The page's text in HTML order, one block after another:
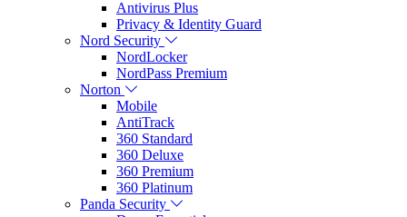
Antivirus Plus
Privacy & Identity Guard
Nord Security
NordLocker
NordPass Premium
Norton
Mobile
AntiTrack
360 Standard
360 Deluxe
360 Premium
360 Platinum
Panda Security